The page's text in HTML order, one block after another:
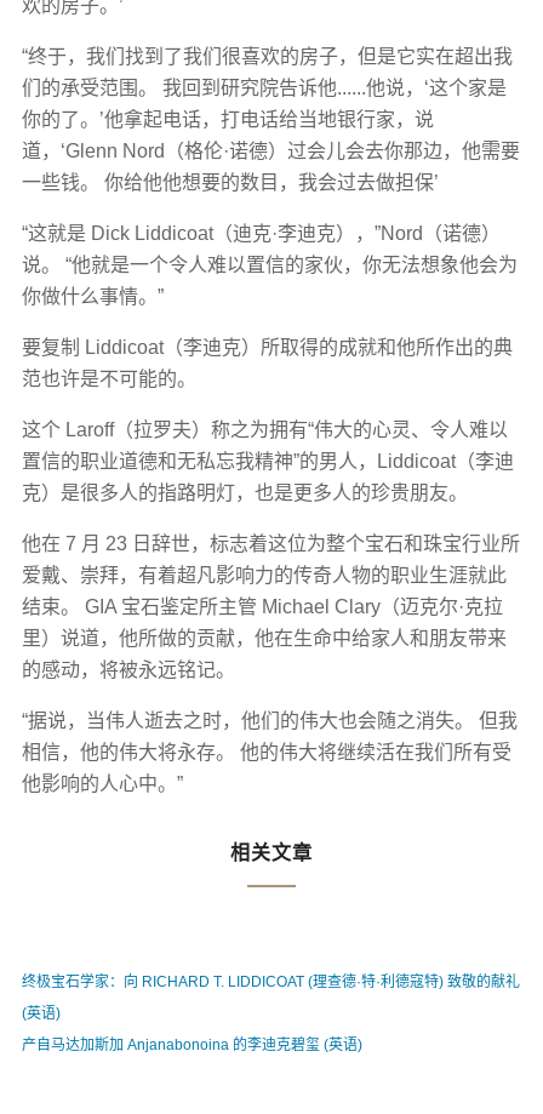
欢的房子。’
“终于，我们找到了我们很喜欢的房子，但是它实在超出我
们的承受范围。 我回到研究院告诉他......他说，‘这个家是
你的了。’他拿起电话，打电话给当地银行家，说
道，‘Glenn Nord（格伦·诺德）过会儿会去你那边，他需要
一些钱。 你给他他想要的数目，我会过去做担保’
“这就是 Dick Liddicoat（迪克·李迪克），”Nord（诺德）
说。 “他就是一个令人难以置信的家伙，你无法想象他会为
你做什么事情。”
要复制 Liddicoat（李迪克）所取得的成就和他所作出的典
范也许是不可能的。
这个 Laroff（拉罗夫）称之为拥有“伟大的心灵、令人难以
置信的职业道德和无私忘我精神”的男人，Liddicoat（李迪
克）是很多人的指路明灯，也是更多人的珍贵朋友。
他在 7 月 23 日辞世，标志着这位为整个宝石和珠宝行业所
爱戴、崇拜，有着超凡影响力的传奇人物的职业生涯就此
结束。 GIA 宝石鉴定所主管 Michael Clary（迈克尔·克拉
里）说道，他所做的贡献，他在生命中给家人和朋友带来
的感动，将被永远铭记。
“据说，当伟人逝去之时，他们的伟大也会随之消失。 但我
相信，他的伟大将永存。 他的伟大将继续活在我们所有受
他影响的人心中。”
相关文章
终极宝石学家：向 RICHARD T. LIDDICOAT (理查德·特·利德寇特) 致敬的献礼
(英语)
产自马达加斯加 Anjanabonoina 的李迪克碧玺 (英语)